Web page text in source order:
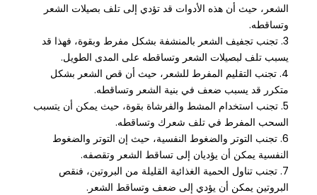
الشعر، حيث أن هذه الأدوات قد تؤدي إلى تلف بصيلات الشعر
وتساقطه.
3. تجنب تجفيف الشعر بالمنشفة بشكل مفرط وبقوة، فهذا قد
يسبب تلف لبصيلات الشعر وتساقطه على المدى الطويل.
4. تجنب التقليم المفرط للشعر، حيث أن قص الشعر بشكل
متكرر قد يسبب ضعف في بنية الشعر وتساقطه.
5. تجنب استخدام المشط والفرشاة بقوة، حيث يمكن أن يتسبب
السحب المفرط في تلف شعرك وتساقطه.
6. تجنب التوتر والضغوط النفسية، حيث إن التوتر والضغوط
النفسية يمكن أن يؤديان إلى تساقط الشعر وتقصفه.
7. تجنب تناول الحمية الغذائية القليلة من البروتين، فنقص
البروتين يمكن أن يؤدي إلى ضعف وتساقط الشعر.